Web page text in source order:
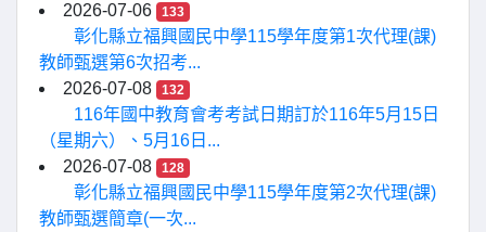
2026-07-06
133
彰化縣立福興國民中學115學年度第1次代理(課)
教師甄選第6次招考...
2026-07-08
132
116年國中教育會考考試日期訂於116年5月15日
（星期六）、5月16日...
2026-07-08
128
彰化縣立福興國民中學115學年度第2次代理(課)
教師甄選簡章(一次...